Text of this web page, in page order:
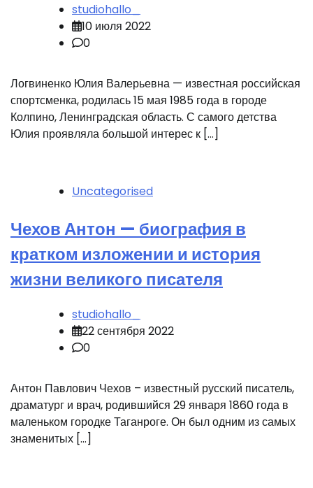
studiohallo_
10 июля 2022
0
Логвиненко Юлия Валерьевна — известная российская
спортсменка, родилась 15 мая 1985 года в городе
Колпино, Ленинградская область. С самого детства
Юлия проявляла большой интерес к […]
Uncategorised
Чехов Антон — биография в
кратком изложении и история
жизни великого писателя
studiohallo_
22 сентября 2022
0
Антон Павлович Чехов – известный русский писатель,
драматург и врач, родившийся 29 января 1860 года в
маленьком городке Таганроге. Он был одним из самых
знаменитых […]